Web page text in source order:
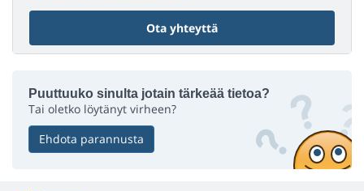
Ota yhteyttä
Puuttuuko sinulta jotain tärkeää tietoa?
Tai oletko löytänyt virheen?
Ehdota parannusta